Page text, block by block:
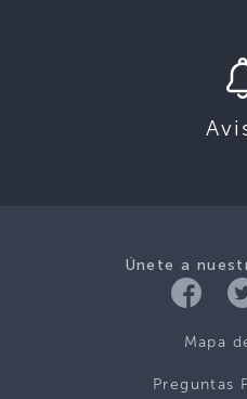
Únete a
Mapa
Preguntas